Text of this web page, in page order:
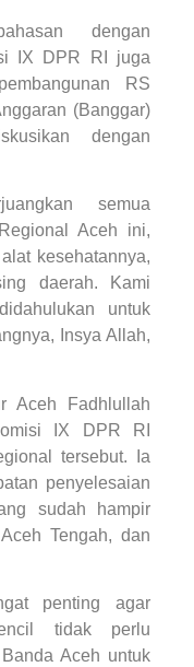
dengan
IX DPR RI juga
RS
(Banggar)
dengan
semua
Aceh ini,
kesehatannya,
daerah. Kami
untuk
Insya Allah,
Aceh Fadhlullah
IX DPR RI
tersebut. Ia
penyelesaian
sudah hampir
Tengah, dan
penting agar
tidak perlu
Aceh untuk